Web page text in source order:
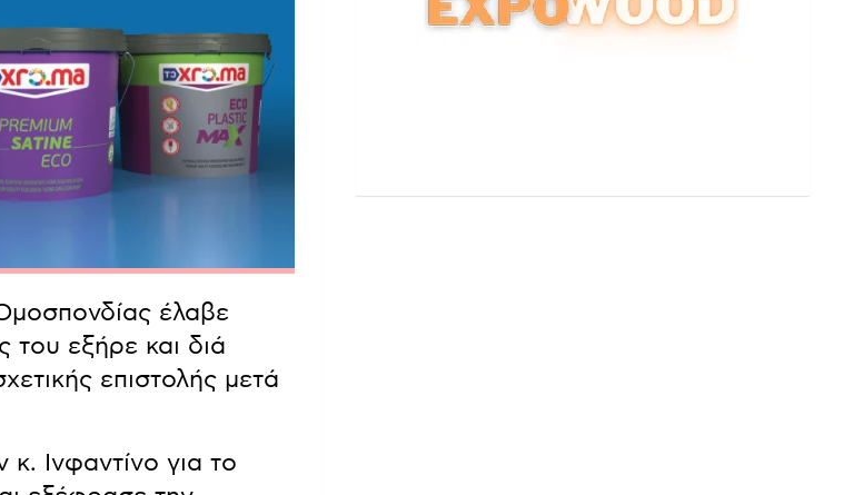
έλαβε
του εξήρε και διά
επιστολής μετά
Ινφαντίνο για το